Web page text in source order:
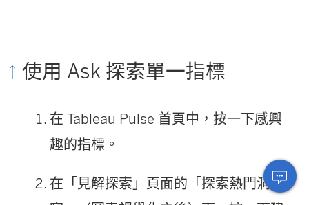
)
新
啟
使用 Ask 探索單一指標
在 Tableau Pulse 首頁中，按一下感興
趣的指標。
在「見解探索」頁面的「探索熱門洞